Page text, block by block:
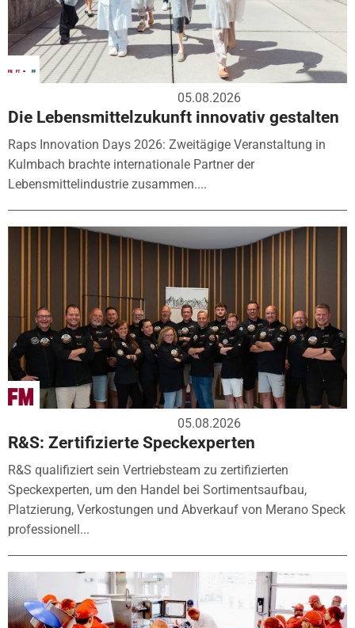
05.08.2026
Die Lebensmittelzukunft innovativ gestalten
Raps Innovation Days 2026: Zweitägige Veranstaltung in
Kulmbach brachte internationale Partner der
Lebensmittelindustrie zusammen....
05.08.2026
R&S: Zertifizierte Speckexperten
R&S qualifiziert sein Vertriebsteam zu zertifizierten
Speckexperten, um den Handel bei Sortimentsaufbau,
Platzierung, Verkostungen und Abverkauf von Merano Speck
professionell...